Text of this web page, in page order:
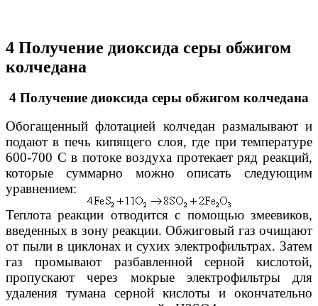
4 Получение диоксида серы обжигом
колчедана
4 Получение диоксида серы обжигом колчедана
Обогащенный флотацией колчедан размалывают и
подают в печь кипящего слоя, где при температуре
600-700 С в потоке воз­духа протекает ряд реакций,
которые суммарно можно описать сле­дующим
уравнением:
Теплота реакции отводится с помощью змеевиков,
введенных в зону реакции. Обжиговый газ очищают
от пыли в циклонах и сухих электрофильтрах. Затем
газ промывают разбавленной серной кис­лотой,
пропускают через мокрые электрофильтры для
удаления ту­мана серной кислоты и окончательно